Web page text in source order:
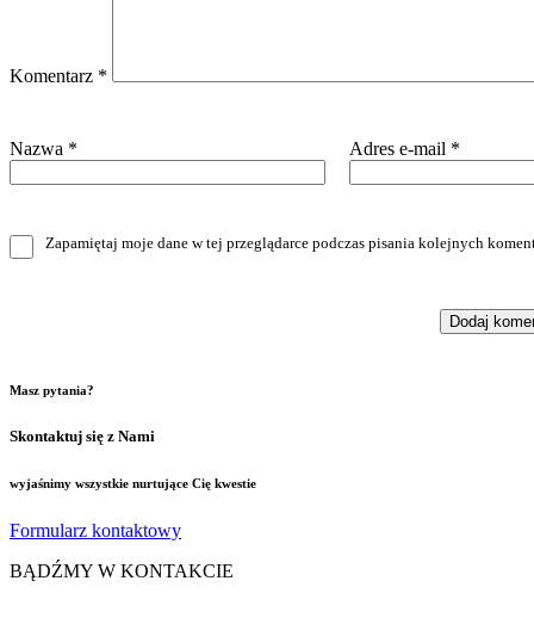
Komentarz *
Nazwa * Adres e-mail *
Zapamiętaj moje dane w tej przeglądarce podczas pisania kolejnych
Masz pytania?
Skontaktuj się z Nami
wyjaśnimy wszystkie nurtujące Cię kwestie
Formularz kontaktowy
BĄDŹMY W KONTAKCIE